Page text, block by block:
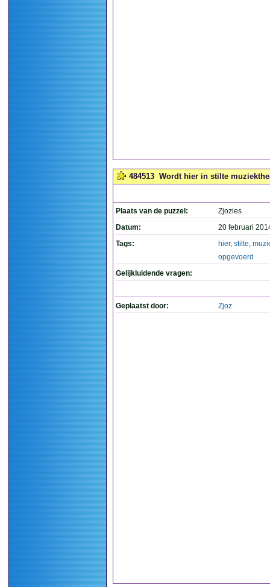
484513 Wordt hier in stilte
Plaats van de puzzel:
Zjozies
Datum:
20 februari
Tags:
hier, stilte,
opgevoerd
Gelijkluidende vragen:
Geplaatst door: Zjoz